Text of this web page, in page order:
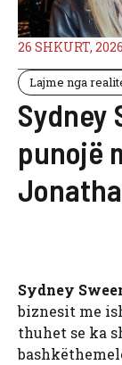
26 SHKURT, 2026
Lajme nga
Sydney
punojë
Sydney
biznesit me
thuhet se ka